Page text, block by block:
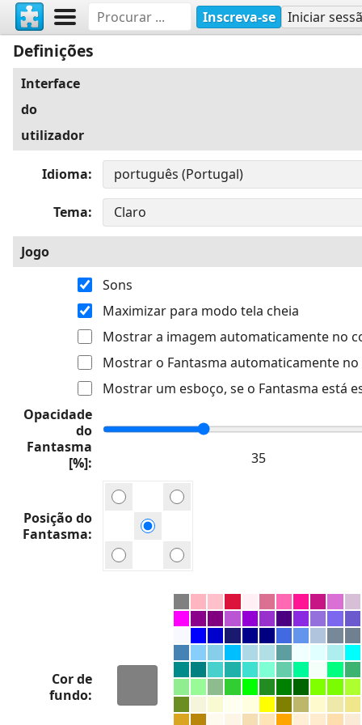
Inscreva-se Iniciar
Definições
Interface
do
utilizador
Idioma
Tema
Jogo
Sons
Maximizar para modo tela cheia
Mostrar a imagem automaticamente no
Mostrar o Fantasma automaticamente no
Mostrar um esboço, se o Fantasma está
Opacidade
do
Fantasma
[%]
Posição do
Fantasma
Cor de
fundo